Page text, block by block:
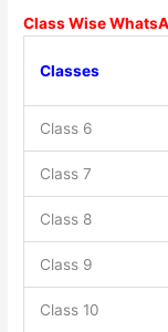
Class Wise
Classes
Class 6
Class 7
Class 8
Class 9
Class 10